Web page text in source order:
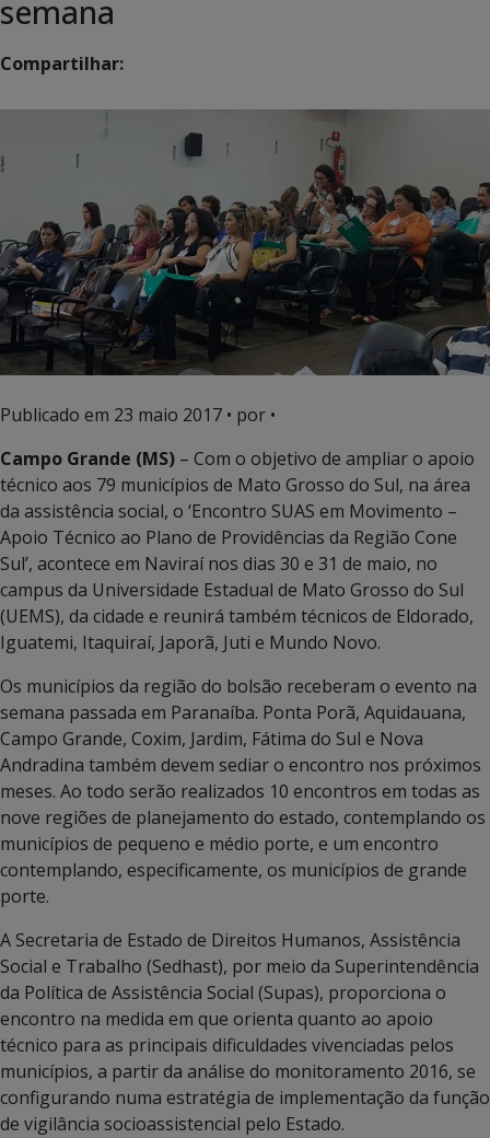
semana
Compartilhar:
Publicado em 23 maio 2017 • por •
Campo Grande (MS) – Com o objetivo de ampliar o apoio
técnico aos 79 municípios de Mato Grosso do Sul, na área
da assistência social, o ‘Encontro SUAS em Movimento –
Apoio Técnico ao Plano de Providências da Região Cone
Sul’, acontece em Naviraí nos dias 30 e 31 de maio, no
campus da Universidade Estadual de Mato Grosso do Sul
(UEMS), da cidade e reunirá também técnicos de Eldorado,
Iguatemi, Itaquiraí, Japorã, Juti e Mundo Novo.
Os municípios da região do bolsão receberam o evento na
semana passada em Paranaíba. Ponta Porã, Aquidauana,
Campo Grande, Coxim, Jardim, Fátima do Sul e Nova
Andradina também devem sediar o encontro nos próximos
meses. Ao todo serão realizados 10 encontros em todas as
nove regiões de planejamento do estado, contemplando os
municípios de pequeno e médio porte, e um encontro
contemplando, especificamente, os municípios de grande
porte.
A Secretaria de Estado de Direitos Humanos, Assistência
Social e Trabalho (Sedhast), por meio da Superintendência
da Política de Assistência Social (Supas), proporciona o
encontro na medida em que orienta quanto ao apoio
técnico para as principais dificuldades vivenciadas pelos
municípios, a partir da análise do monitoramento 2016, se
configurando numa estratégia de implementação da função
de vigilância socioassistencial pelo Estado.